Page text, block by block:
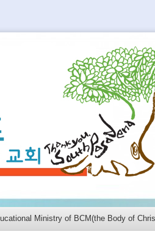
라처럼 GODPEOPLE을 섬길 수
Ministry of BCM(the Body of